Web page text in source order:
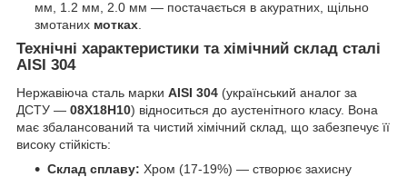
мм, 1.2 мм, 2.0 мм — постачається в акуратних, щільно
змотаних мотках
Технічні характеристики та хімічний склад сталі
AISI 304
Нержавіюча сталь марки AISI 304 (український аналог за
ДСТУ — 08Х18Н10) відноситься до аустенітного класу. Вона
має збалансований та чистий хімічний склад, що забезпечує її
високу стійкість:
Склад сплаву: Хром (17-19%) — створює захисну